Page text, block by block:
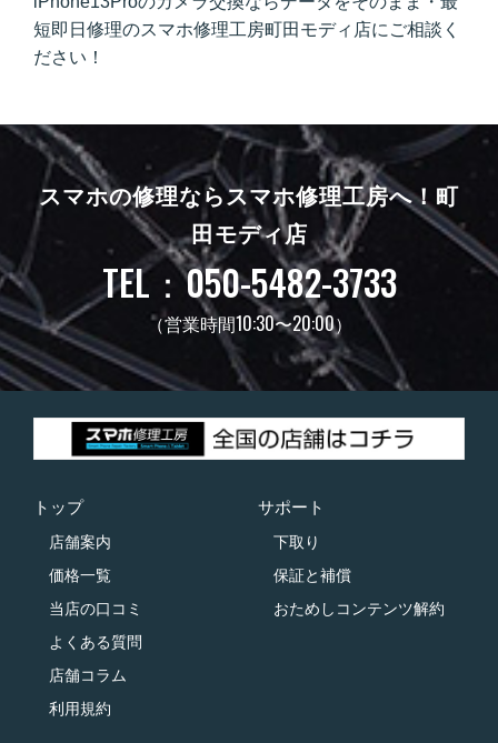
短即日修理のスマホ修理工房町田モディ店にご相談く
ださい！
スマホの修理ならスマホ修理工房へ！ 町
田モディ店
TEL：050-5482-3733
（営業時間10:30〜20:00）
トップ
店舗案内
価格一覧
当店の口コミ
よくある質問
店舗コラム
利用規約
サポート
下取り
保証と補償
おためしコンテンツ解約